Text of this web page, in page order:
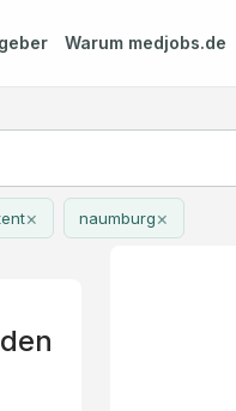
Warum medjobs.de
× naumburg×